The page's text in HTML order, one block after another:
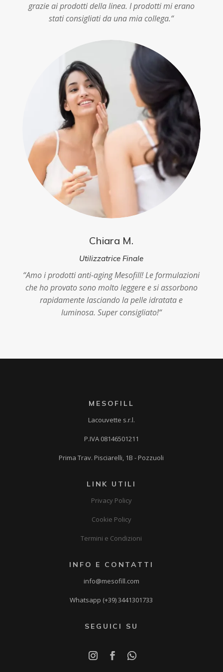
grazie ai prodotti della linea. I prodotti mi erano
stati consigliati da una mia collega.“
Chiara M.
Utilizzatrice Finale
“Amo i prodotti anti-aging Mesofill! Le formulazioni
che ho provato sono molto leggere e si assorbono
rapidamente lasciando la pelle idratata e
luminosa. Super consigliato!“
MESOFILL
Lacouvette s.r.l.
P.IVA 08146501211
Prima Trav. Pisciarelli, 1B - Pozzuoli
LINK UTILI
Privacy Policy
Cookie Policy
Termini e Condizioni
INFO E CONTATTI
info@mesofill.com
Whatsapp (+39) 3441301733
SEGUICI SU